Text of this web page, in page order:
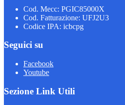
Cod. Mecc: PGIC85000X
Cod. Fatturazione: UFJ2U3
Codice IPA: icbcpg
Seguici su
Facebook
Youtube
Sezione Link Utili